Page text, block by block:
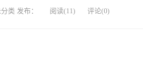
类 发布： 阅读(11) 评论(0)